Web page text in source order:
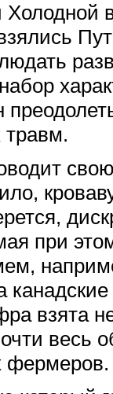
травм.
при
взята
весь
фермеров.